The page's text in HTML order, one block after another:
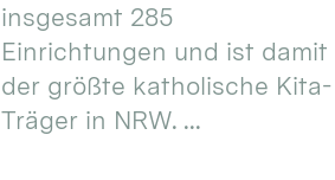
insgesamt 285
Einrichtungen und ist damit
der größte katholische Kita-
Träger in NRW. ...